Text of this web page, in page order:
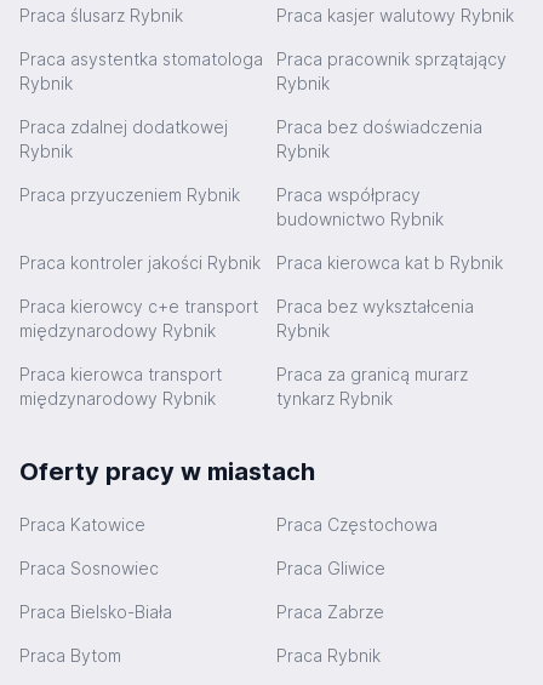
Praca ślusarz Rybnik Praca kasjer walutowy Rybnik
Praca asystentka stomatologa
Rybnik
Praca pracownik sprzątający
Rybnik
Praca zdalnej dodatkowej
Rybnik
Praca bez doświadczenia
Rybnik
Praca przyuczeniem Rybnik
Praca współpracy
budownictwo Rybnik
Praca kontroler jakości Rybnik Praca kierowca kat b Rybnik
Praca kierowcy c+e transport
międzynarodowy Rybnik
Praca bez wykształcenia
Rybnik
Praca kierowca transport
międzynarodowy Rybnik
Praca za granicą murarz
tynkarz Rybnik
Oferty pracy w miastach
Praca Katowice Praca Częstochowa
Praca Sosnowiec Praca Gliwice
Praca Bielsko-Biała Praca Zabrze
Praca Bytom Praca Rybnik